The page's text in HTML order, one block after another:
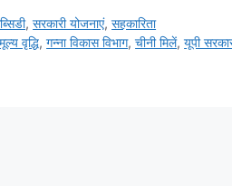
,सरकारी योजनाएं,सहकारिता
वृद्धि,गन्ना विकास विभाग,चीनी मिलें,यूपी